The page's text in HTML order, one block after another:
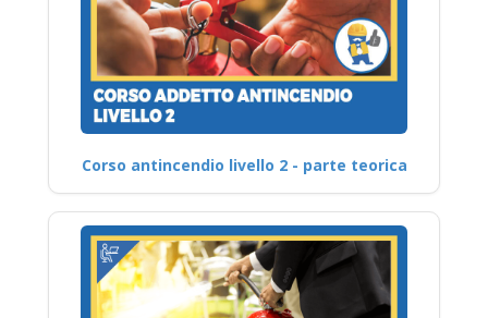
Corso antincendio livello 2 - parte teorica